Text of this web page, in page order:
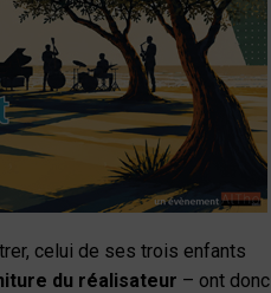
celui de ses trois enfants
du réalisateur – ont donc